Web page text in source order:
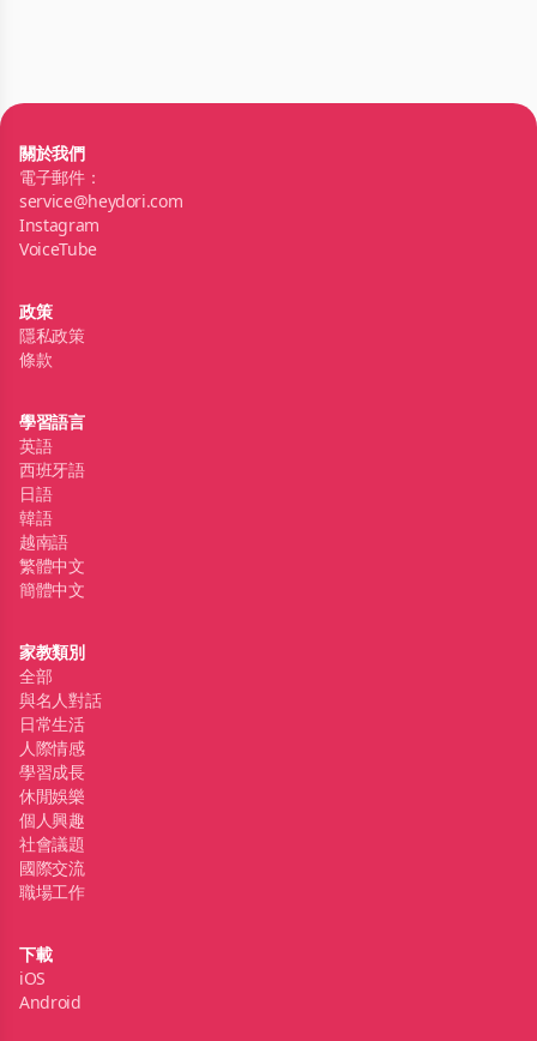
關於我們
電子郵件：
service@heydori.com
Instagram
VoiceTube
政策
隱私政策
條款
學習語言
英語
西班牙語
日語
韓語
越南語
繁體中文
簡體中文
家教類別
全部
與名人對話
日常生活
人際情感
學習成長
休閒娛樂
個人興趣
社會議題
國際交流
職場工作
下載
iOS
Android